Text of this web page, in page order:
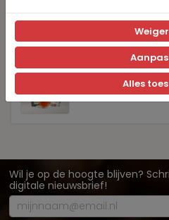
Koffiemachines
Thee
Wil je op de hoogte blijven?
digitale nieuwsbrief!
Alles